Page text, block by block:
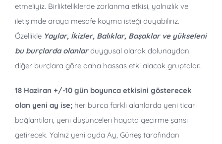
etmeliyiz. Birlikteliklerde zorlanma etkisi, yalnızlık ve
iletişimde araya mesafe koyma isteği duyabiliriz.
Özellikle Yaylar, İkizler, Balıklar, Başaklar ve yükseleni
bu burçlarda olanlarduygusal olarak dolunaydan
diğer burçlara göre daha hassas etki alacak gruptalar..
18 Haziran +/-10 gün boyunca etkisini gösterecek
olan yeni ay ise; her burca farklı alanlarda yeni ticari
bağlantıları, yeni düşünceleri hayata geçirme şansı
getirecek. Yalnız yeni ayda Ay, Güneş tarafından